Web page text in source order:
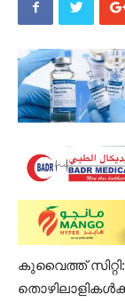
കുവൈത്ത്